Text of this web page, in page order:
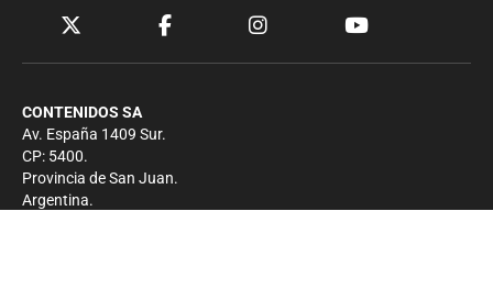
CONTENIDOS SA
Av. España 1409 Sur.
CP: 5400.
Provincia de San Juan.
Argentina.